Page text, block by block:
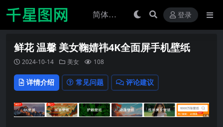
登录
鲜花 温馨 美女鞠婧祎4K全面屏手机壁纸
2024-10-14 美女 108
详情介绍 常见问题 评论建议